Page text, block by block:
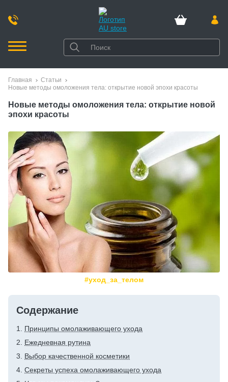
Главная
Статьи
Новые методы омоложения тела: открытие новой эпохи красоты
Новые методы омоложения тела: открытие новой
эпохи красоты
#уход_за_телом
Содержание
Принципы омолаживающего ухода
Ежедневная рутина
Выбор качественной косметики
Секреты успеха омолаживающего ухода